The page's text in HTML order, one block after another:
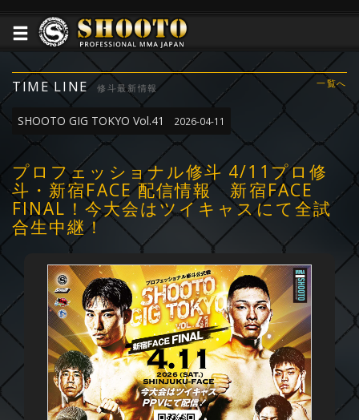
TIME LINE 修斗最新情報 一覧へ
SHOOTO GIG TOKYO Vol.41 2026-04-11
プロフェッショナル修斗 4/11プロ修
斗・新宿FACE 配信情報 新宿FACE
FINAL！今大会はツイキャスにて全試
合生中継！